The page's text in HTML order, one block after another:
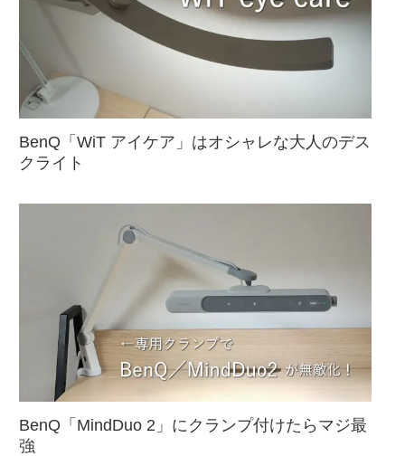
BenQ「WiT アイケア」はオシャレな大人のデス
クライト
BenQ「MindDuo 2」にクランプ付けたらマジ最
強